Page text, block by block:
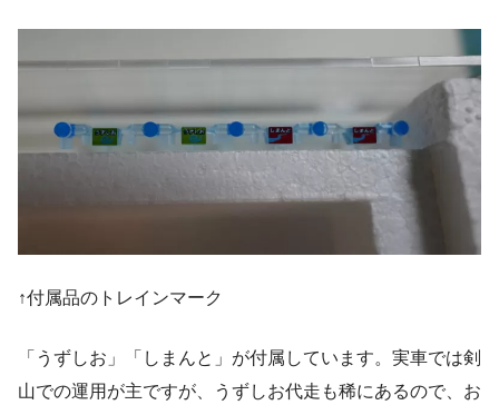
↑付属品のトレインマーク
「うずしお」「しまんと」が付属しています。実車では剣
山での運用が主ですが、うずしお代走も稀にあるので、お